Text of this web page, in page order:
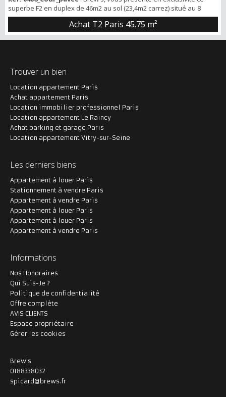
superbe F2 en duplex de 46m2 au sol (23,4m2 carrez) situé au 8
cours Saint Pierre dans de 17ème, au 1er et dernier étage d’un
immeuble ancien. Sur l’appartement : Très gros potentiel pour cet
appartement atypique qui demande à être rénové. L’appartement
Achat T2 Paris 45.75 m²
Trouver un bien
Location appartement Paris
Achat appartement Paris
Location immobilier professionnel Paris
Location appartement Le Raincy
Achat parking et garage Paris
Location appartement Vitry-sur-Seine
Les derniers biens
Appartement à louer Paris
Stationnement à vendre Paris
Appartement à vendre Paris
Appartement à louer Paris
Appartement à louer Paris
Appartement à vendre Paris
Informations
Nos Honoraires
Qui Suis-Je ?
Politique de confidentialité
Offre complète
AVIS CLIENTS
Espace propriétaire
Gérer les cookies
Brew's
0188338032
spicard@brews.fr